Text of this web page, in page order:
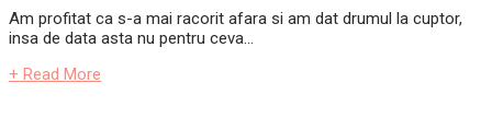
Am profitat ca s-a mai racorit afara si am dat drumul la cuptor,
insa de data asta nu pentru ceva...
+ Read More